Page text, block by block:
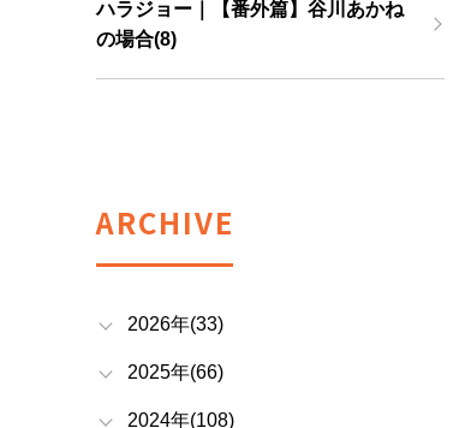
ハラジョー｜【番外篇】谷川あかね
の場合(8)
ARCHIVE
2026年(33)
2025年(66)
2024年(108)